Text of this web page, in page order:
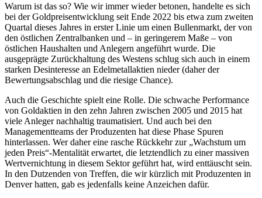
Warum ist das so? Wie wir immer wieder betonen, handelte es sich
bei der Goldpreisentwicklung seit Ende 2022 bis etwa zum zweiten
Quartal dieses Jahres in erster Linie um einen Bullenmarkt, der von
den östlichen Zentralbanken und – in geringerem Maße – von
östlichen Haushalten und Anlegern angeführt wurde. Die
ausgeprägte Zurückhaltung des Westens schlug sich auch in einem
starken Desinteresse an Edelmetallaktien nieder (daher der
Bewertungsabschlag und die riesige Chance).
Auch die Geschichte spielt eine Rolle. Die schwache Performance
von Goldaktien in den zehn Jahren zwischen 2005 und 2015 hat
viele Anleger nachhaltig traumatisiert. Und auch bei den
Managementteams der Produzenten hat diese Phase Spuren
hinterlassen. Wer daher eine rasche Rückkehr zur „Wachstum um
jeden Preis“-Mentalität erwartet, die letztendlich zu einer massiven
Wertvernichtung in diesem Sektor geführt hat, wird enttäuscht sein.
In den Dutzenden von Treffen, die wir kürzlich mit Produzenten in
Denver hatten, gab es jedenfalls keine Anzeichen dafür.